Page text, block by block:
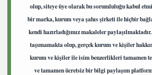
olup, siteye üye olarak bu sorumluluğu kabul
bir marka, kurum veya şahıs şirketi ile hiçbir
kendi hazırladığımız makaleler
taşımamakta olup, gerçek kurum ve kişiler
kurum ve kişiler ile isim benzerlikleri tamamen
ve tamamen ücretsiz bir bilgi paylaşım